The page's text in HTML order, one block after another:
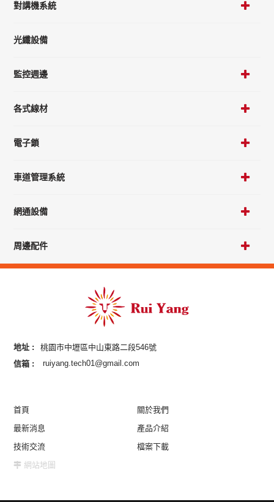
對講機系統
光纖設備
監控週邊
各式線材
電子鎖
車道管理系統
網通設備
周邊配件
地址 :
桃園市中壢區中山東路二段546號
信箱 :
ruiyang.tech01@gmail.com
首頁
關於我們
最新消息
產品介紹
技術交流
檔案下載
網站地圖